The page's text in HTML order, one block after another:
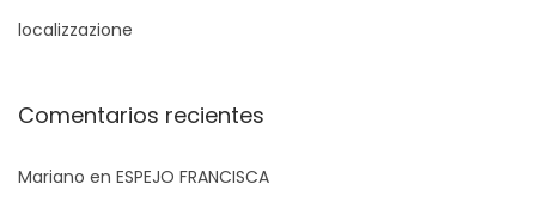
localizzazione
Comentarios recientes
Mariano en ESPEJO FRANCISCA